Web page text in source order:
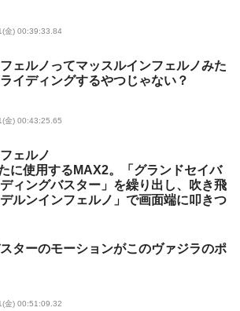
金) 00:39:33.84
ェルノってマッスルインフェルノみた
イディングするやつじゃない？
金) 00:43:25.65
ェルノ
に使用するMAX2。「グランドセイバ
ィングバスター」を繰り出し、吹き飛
ルンインフェルノ」で画面端に叩きつ
ターのモーションがこのヴァジラのポ
金) 00:51:09.32